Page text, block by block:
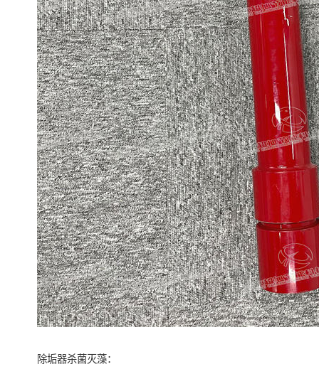
除垢器杀菌灭藻：